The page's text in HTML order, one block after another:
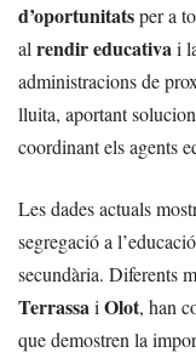
d’oportunitatsper a
al rendir educativai
administracions de
lluita, aportant
coordinant els agents
Les dades actuals
segregació a
secundària. Diferents
Terrassai Olot, han
que demostren la